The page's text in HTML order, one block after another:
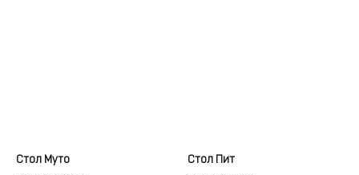
Стол Муто Стол Пит